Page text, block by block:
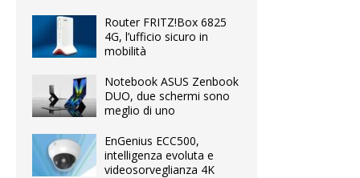
Router FRITZ!Box 6825
4G, l’ufficio sicuro in
mobilità
Notebook ASUS Zenbook
DUO, due schermi sono
meglio di uno
EnGenius ECC500,
intelligenza evoluta e
videosorveglianza 4K